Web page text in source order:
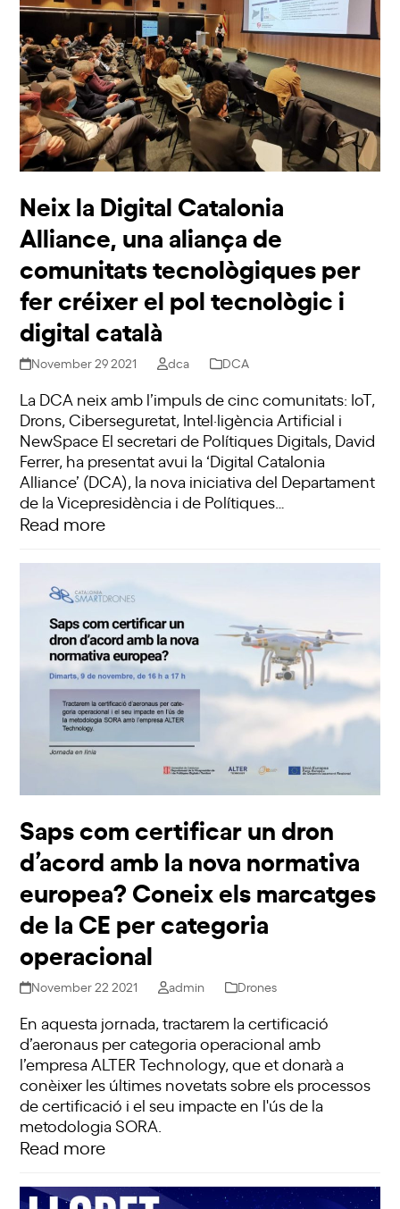
Neix la Digital Catalonia
Alliance, una aliança de
comunitats tecnològiques per
fer créixer el pol tecnològic i
digital català
November 29 2021 dca DCA
La DCA neix amb l’impuls de cinc comunitats: IoT,
Drons, Ciberseguretat, Intel·ligència Artificial i
NewSpace El secretari de Polítiques Digitals, David
Ferrer, ha presentat avui la ‘Digital Catalonia
Alliance’ (DCA), la nova iniciativa del Departament
de la Vicepresidència i de Polítiques…
Read more
Saps com certificar un dron
d’acord amb la nova normativa
europea? Coneix els marcatges
de la CE per categoria
operacional
November 22 2021 admin Drones
En aquesta jornada, tractarem la certificació
d’aeronaus per categoria operacional amb
l’empresa ALTER Technology, que et donarà a
conèixer les últimes novetats sobre els processos
de certificació i el seu impacte en l'ús de la
metodologia SORA.
Read more